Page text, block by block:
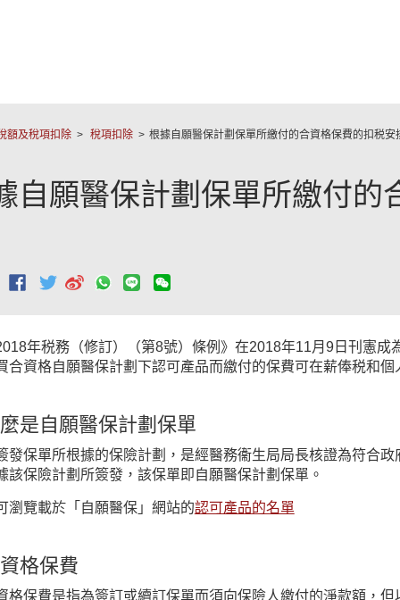
額及稅項扣除 稅項扣除 根據自願醫保計劃保單所繳付的合資格保費的扣税安
自願醫保計劃保單所繳付的
年税務（修訂）（第8號）條例》在2018年11月9日刊憲
合資格自願醫保計劃下認可產品而繳付的保費可在薪俸税和
是自願醫保計劃保單
發保單所根據的保險計劃，是經醫務衞生局局長核證為符合
該保險計劃所簽發，該保單即自願醫保計劃保單。
瀏覽載於「自願醫保」網站的認可產品的名單
格保費
格保費是指為簽訂或續訂保單而須向保險人繳付的淨款額，